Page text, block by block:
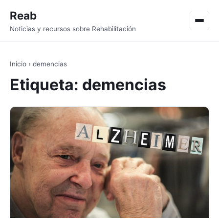
Reab
Noticias y recursos sobre Rehabilitación
Inicio › demencias
Etiqueta: demencias